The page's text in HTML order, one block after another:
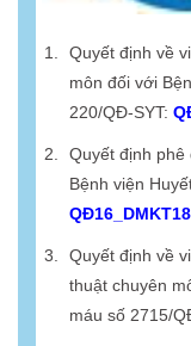
Quyết định về
môn đối với
220/QĐ-SYT:
Quyết định phê
Bệnh viện
Quyết định về
thuật chuyên
máu số 2715/